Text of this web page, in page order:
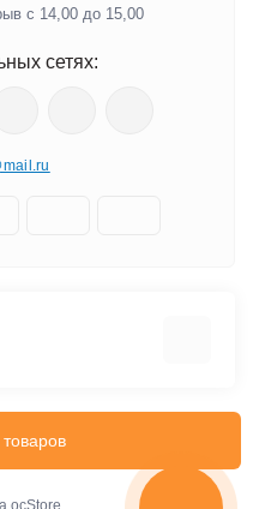
с 14,00 до 15,00
сетях:
товаров
ocStore